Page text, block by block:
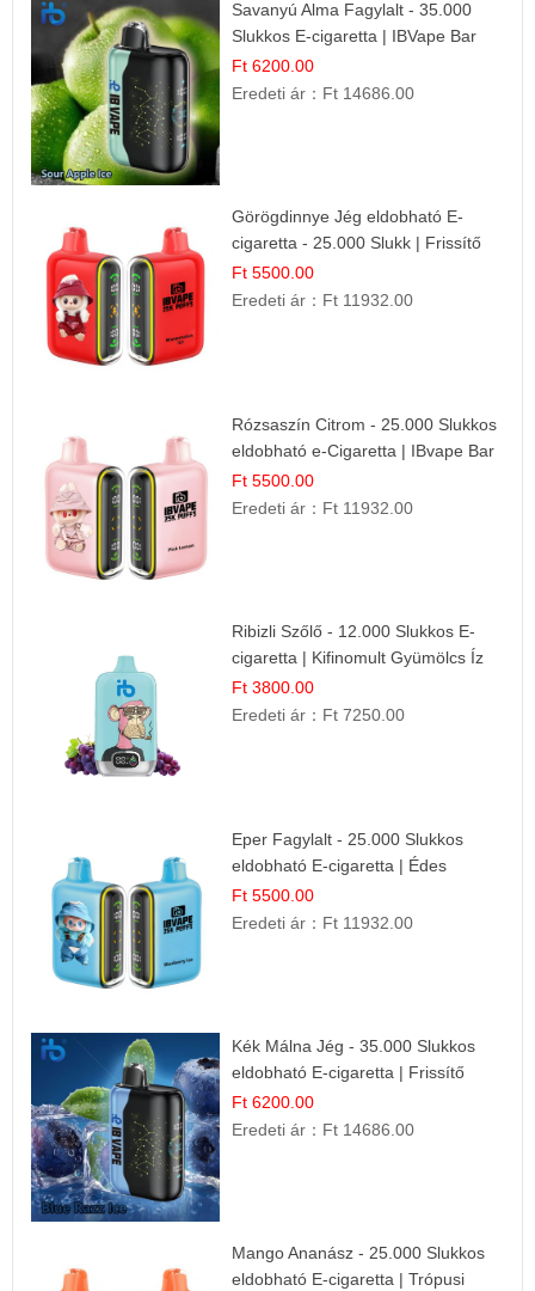
Savanyú Alma Fagylalt - 35.000
Slukkos E-cigaretta | IBVape Bar
Ft 6200.00
Eredeti ár： Ft 14686.00
Görögdinnye Jég eldobható E-
cigaretta - 25.000 Slukk | Frissítő
Nyári Íz
Ft 5500.00
Eredeti ár： Ft 11932.00
Rózsaszín Citrom - 25.000 Slukkos
eldobható e-Cigaretta | IBvape Bar
Ft 5500.00
Eredeti ár： Ft 11932.00
Ribizli Szőlő - 12.000 Slukkos E-
cigaretta | Kifinomult Gyümölcs Íz
Ft 3800.00
Eredeti ár： Ft 7250.00
Eper Fagylalt - 25.000 Slukkos
eldobható E-cigaretta | Édes
Desszert Íz
Ft 5500.00
Eredeti ár： Ft 11932.00
Kék Málna Jég - 35.000 Slukkos
eldobható E-cigaretta | Frissítő
Ízélmény
Ft 6200.00
Eredeti ár： Ft 14686.00
Mango Ananász - 25.000 Slukkos
eldobható E-cigaretta | Trópusi